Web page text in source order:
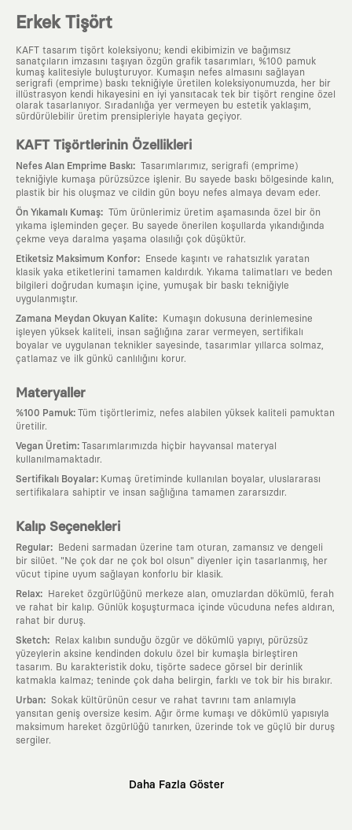
Erkek Tişört
KAFT tasarım tişört koleksiyonu; kendi ekibimizin ve bağımsız
sanatçıların imzasını taşıyan özgün grafik tasarımları, %100 pamuk
kumaş kalitesiyle buluşturuyor. Kumaşın nefes almasını sağlayan
serigrafi (emprime) baskı tekniğiyle üretilen koleksiyonumuzda, her bir
illüstrasyon kendi hikayesini en iyi yansıtacak tek bir tişört rengine özel
olarak tasarlanıyor. Sıradanlığa yer vermeyen bu estetik yaklaşım,
sürdürülebilir üretim prensipleriyle hayata geçiyor.
KAFT Tişörtlerinin Özellikleri
Nefes Alan Emprime Baskı: Tasarımlarımız, serigrafi (emprime)
tekniğiyle kumaşa pürüzsüzce işlenir. Bu sayede baskı bölgesinde kalın,
plastik bir his oluşmaz ve cildin gün boyu nefes almaya devam eder.
Ön Yıkamalı Kumaş: Tüm ürünlerimiz üretim aşamasında özel bir ön
yıkama işleminden geçer. Bu sayede önerilen koşullarda yıkandığında
çekme veya daralma yaşama olasılığı çok düşüktür.
Etiketsiz Maksimum Konfor:
Ensede kaşıntı ve rahatsızlık yaratan
klasik yaka etiketlerini tamamen kaldırdık. Yıkama talimatları ve beden
bilgileri doğrudan kumaşın içine, yumuşak bir baskı tekniğiyle
uygulanmıştır.
Zamana Meydan Okuyan Kalite:
Kumaşın dokusuna derinlemesine
işleyen yüksek kaliteli, insan sağlığına zarar vermeyen, sertifikalı
boyalar ve uygulanan teknikler sayesinde, tasarımlar yıllarca solmaz,
çatlamaz ve ilk günkü canlılığını korur.
Materyaller
%100 Pamuk: Tüm tişörtlerimiz, nefes alabilen yüksek kaliteli pamuktan
üretilir.
Vegan Üretim: Tasarımlarımızda hiçbir hayvansal materyal
kullanılmamaktadır.
Sertifikalı Boyalar: Kumaş üretiminde kullanılan boyalar, uluslararası
sertifikalara sahiptir ve insan sağlığına tamamen zararsızdır.
Kalıp Seçenekleri
Regular:
Bedeni sarmadan üzerine tam oturan, zamansız ve dengeli
bir silüet. "Ne çok dar ne çok bol olsun" diyenler için tasarlanmış, her
vücut tipine uyum sağlayan konforlu bir klasik.
Relax:
Hareket özgürlüğünü merkeze alan, omuzlardan dökümlü, ferah
ve rahat bir kalıp. Günlük koşuşturmaca içinde vücuduna nefes aldıran,
rahat bir duruş.
Sketch:
Relax kalıbın sunduğu özgür ve dökümlü yapıyı, pürüzsüz
yüzeylerin aksine kendinden dokulu özel bir kumaşla birleştiren
tasarım. Bu karakteristik doku, tişörte sadece görsel bir derinlik
katmakla kalmaz; teninde çok daha belirgin, farklı ve tok bir his bırakır.
Urban: Sokak kültürünün cesur ve rahat tavrını tam anlamıyla
yansıtan geniş oversize kesim. Ağır örme kumaşı ve dökümlü yapısıyla
maksimum hareket özgürlüğü tanırken, üzerinde tok ve güçlü bir duruş
sergiler.
Daha Fazla Göster